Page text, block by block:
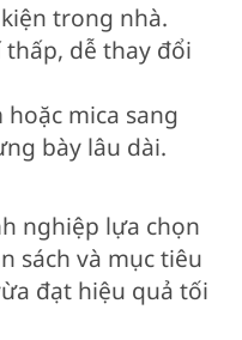
trong nhà.
thấp, dễ thay đổi
mica sang
bày lâu dài.
nghiệp lựa chọn
sách và mục tiêu
đạt hiệu quả tối